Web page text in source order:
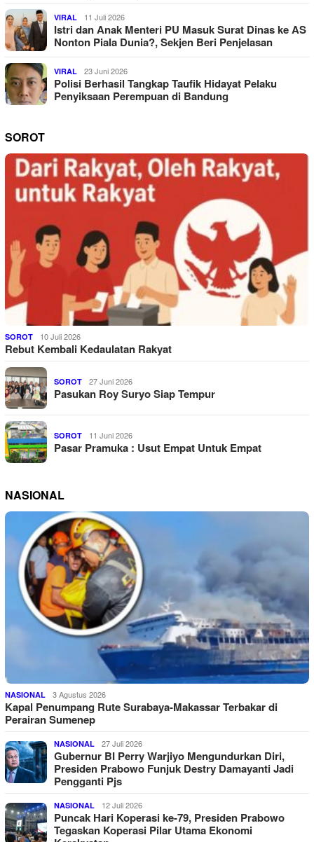
VIRAL 11 Juli 2026
Istri dan Anak Menteri PU Masuk Surat Dinas ke AS
Nonton Piala Dunia?, Sekjen Beri Penjelasan
VIRAL 23 Juni 2026
Polisi Berhasil Tangkap Taufik Hidayat Pelaku
Penyiksaan Perempuan di Bandung
SOROT
SOROT 10 Juli 2026
Rebut Kembali Kedaulatan Rakyat
SOROT 27 Juni 2026
Pasukan Roy Suryo Siap Tempur
SOROT 11 Juni 2026
Pasar Pramuka : Usut Empat Untuk Empat
NASIONAL
NASIONAL 3 Agustus 2026
Kapal Penumpang Rute Surabaya-Makassar Terbakar di
Perairan Sumenep
NASIONAL 27 Juli 2026
Gubernur BI Perry Warjiyo Mengundurkan Diri,
Presiden Prabowo Funjuk Destry Damayanti Jadi
Pengganti Pjs
NASIONAL 12 Juli 2026
Puncak Hari Koperasi ke-79, Presiden Prabowo
Tegaskan Koperasi Pilar Utama Ekonomi